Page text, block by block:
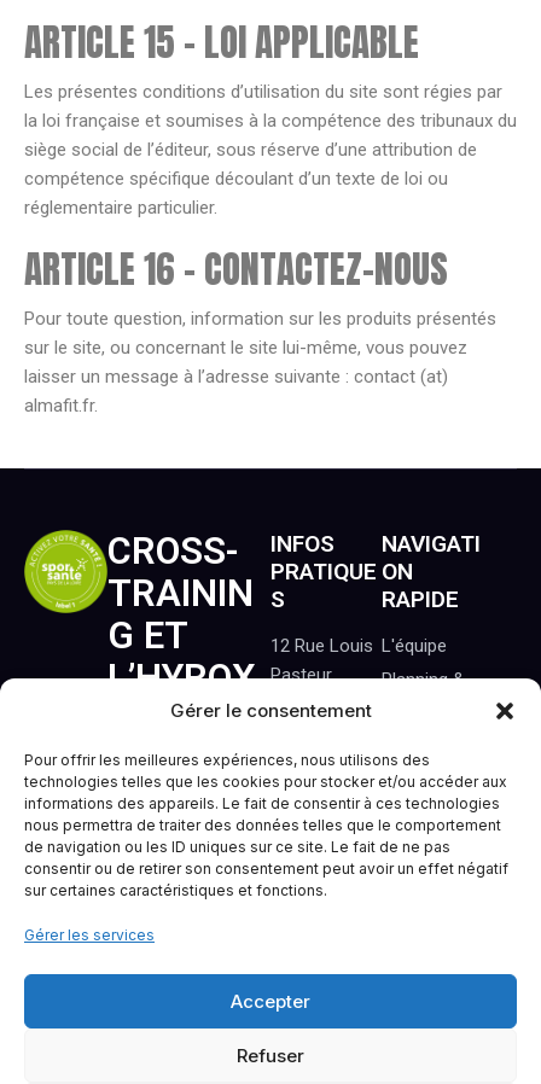
Gérer le consentement
Pour offrir les meilleures expériences, nous utilisons des
technologies telles que les cookies pour stocker et/ou accéder aux
informations des appareils. Le fait de consentir à ces technologies
nous permettra de traiter des données telles que le comportement
de navigation ou les ID uniques sur ce site. Le fait de ne pas
consentir ou de retirer son consentement peut avoir un effet négatif
sur certaines caractéristiques et fonctions.
Gérer les services
Accepter
Refuser
ARTICLE 15 – LOI APPLICABLE
Les présentes conditions d’utilisation du site sont régies par
la loi française et soumises à la compétence des tribunaux du
siège social de l’éditeur, sous réserve d’une attribution de
compétence spécifique découlant d’un texte de loi ou
réglementaire particulier.
ARTICLE 16 – CONTACTEZ-NOUS
Pour toute question, information sur les produits présentés
sur le site, ou concernant le site lui-même, vous pouvez
laisser un message à l’adresse suivante : contact (at)
almafit.fr.
CROSS-
TRAININ
G ET
L’HYROX
TREILLIÈ
RES.
Mentions Légales•Politique
de cookies
INFOS
PRATIQUE
S
12 Rue Louis
Pasteur
44119
Tél : 06 22 67
53 17
Mail :
contact@almafit.fr
NAVIGATI
ON
RAPIDE
L'équipe
Planning &
Formules
(Motive,
Illimité, Duo...)
Événements